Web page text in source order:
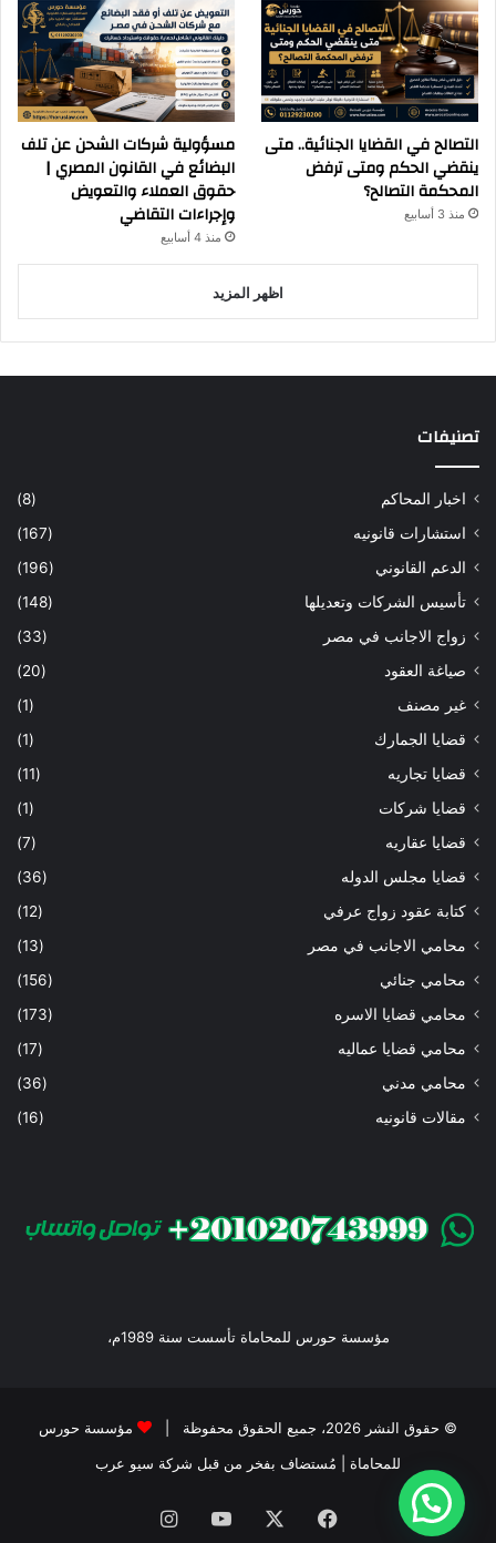
التصالح في القضايا الجنائية.. متى
ينقضي الحكم ومتى ترفض
المحكمة التصالح؟
منذ 3 أسابيع
مسؤولية شركات الشحن عن تلف
البضائع في القانون المصري |
حقوق العملاء والتعويض
وإجراءات التقاضي
منذ 4 أسابيع
اظهر المزيد
تصنيفات
اخبار المحاكم
(8)
استشارات قانونيه
(167)
الدعم القانوني
(196)
تأسيس الشركات وتعديلها
(148)
زواج الاجانب في مصر
(33)
صياغة العقود
(20)
غير مصنف
(1)
قضايا الجمارك
(1)
قضايا تجاريه
(11)
قضايا شركات
(1)
قضايا عقاريه
(7)
قضايا مجلس الدوله
(36)
كتابة عقود زواج عرفي
(12)
محامي الاجانب في مصر
(13)
محامي جنائي
(156)
محامي قضايا الاسره
(173)
محامي قضايا عماليه
(17)
محامي مدني
(36)
مقالات قانونيه
(16)
مؤسسة حورس للمحاماة تأسست سنة 1989م،
© حقوق النشر 2026، جميع الحقوق محفوظة |
مؤسسة حورس
للمحاماة
| مُستضاف بفخر من قبل شركة سيو عرب
فيسبوك ‫YouTube